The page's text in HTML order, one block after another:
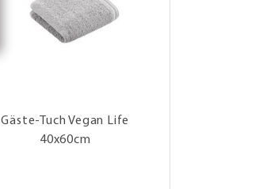
Gäste-Tuch Vegan Life
40x60cm